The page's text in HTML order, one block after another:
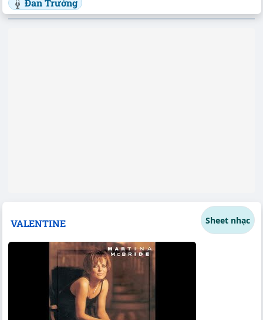
Đan Trường
VALENTINE Sheet nhạc